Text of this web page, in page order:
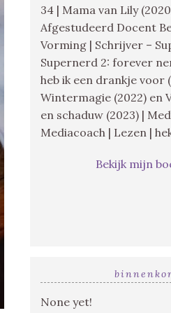
34 | Mama van Lily
Afgestudeerd Docent
Vorming | Schrijver –
Supernerd 2: forever
heb ik een drankje voor
Wintermagie (2022) en
en schaduw (2023) |
Mediacoach | Lezen |
Bekijk mijn
None yet!